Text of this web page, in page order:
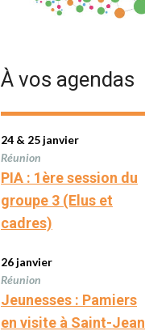
À vos agendas
24 & 25 janvier
Réunion
PIA : 1ère session du
groupe 3 (Elus et
cadres)
26 janvier
Réunion
Jeunesses : Pamiers
en visite à Saint-Jean